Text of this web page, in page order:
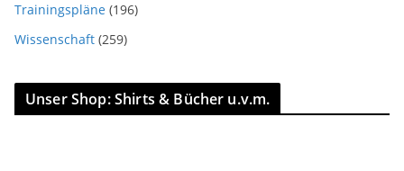
Trainingspläne (196)
Wissenschaft (259)
Unser Shop: Shirts & Bücher u.v.m.